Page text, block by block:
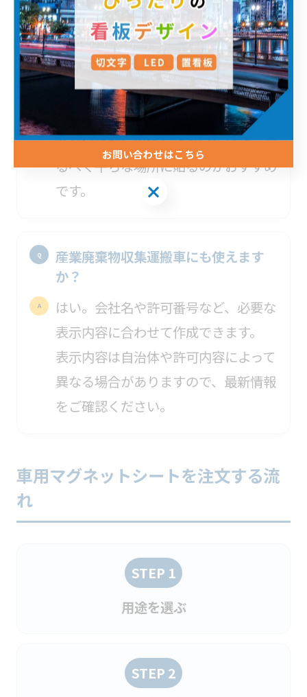
車用マグネットシートが剥がれること
はありますか？
汚れた面や大きく湾曲した場所に貼る
と、密着が弱くなる場合があります。
貼り付け前に車体をきれいに拭き、な
るべく平らな場所に貼るのがおすすめ
です。
産業廃棄物収集運搬車にも使えます
か？
はい。会社名や許可番号など、必要な
表示内容に合わせて作成できます。
表示内容は自治体や許可内容によって
異なる場合がありますので、最新情報
をご確認ください。
車用マグネットシートを注文する流
れ
STEP 1
用途を選ぶ
STEP 2
お問い合わせはこちら